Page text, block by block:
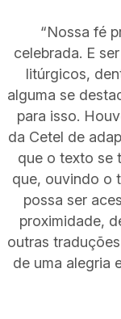
“Nossa fé
celebrada. E
litúrgicos,
alguma se
para isso.
da Cetel de
que o texto se
que, ouvindo o
possa ser
proximidade,
outras
de uma alegria